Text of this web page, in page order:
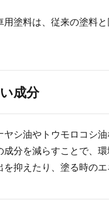
用塗料は、従来の塗料
成分
ヤシ油やトウモロコシ
成分を減らすことで、
抑えたり、塗る時の